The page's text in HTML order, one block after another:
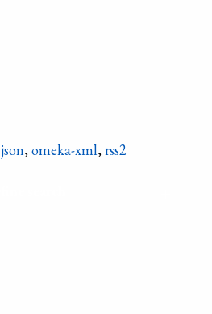
json, omeka-xml, rss2